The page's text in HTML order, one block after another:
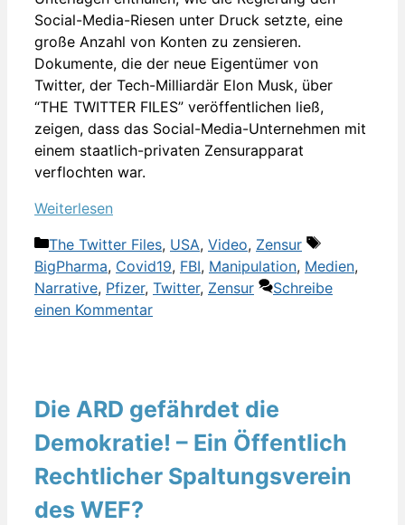
Social-Media-Riesen unter Druck setzte, eine
große Anzahl von Konten zu zensieren.
Dokumente, die der neue Eigentümer von
Twitter, der Tech-Milliardär Elon Musk, über
“THE TWITTER FILES” veröffentlichen ließ,
zeigen, dass das Social-Media-Unternehmen mit
einem staatlich-privaten Zensurapparat
verflochten war.
Weiterlesen
Kategorien
The Twitter Files, USA, Video, Zensur
BigPharma, Covid19, FBI, Manipulation, Medien,
Narrative, Pfizer, Twitter, Zensur
Schreibe
einen Kommentar
Die ARD gefährdet die
Demokratie! – Ein Öffentlich
Rechtlicher Spaltungsverein
des WEF?